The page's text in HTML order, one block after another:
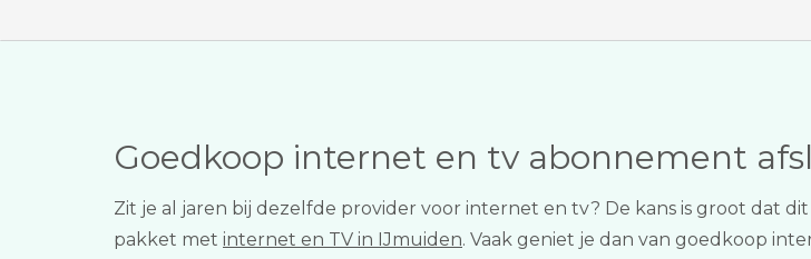
Goedkoop internet en tv abonnement
Zit je al jaren bij dezelfde provider voor internet en tv? De kans is groot dat
pakket met internet en TV in IJmuiden. Vaak geniet je dan van goedkoop